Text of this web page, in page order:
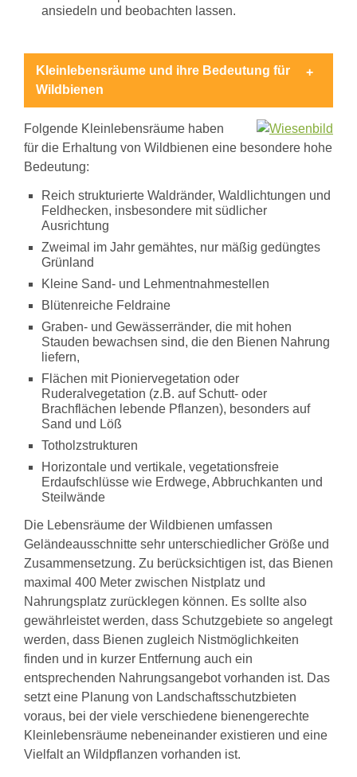
Bibel
Summen
Unterrichtsmaterial
Stimmen
Unterstützer
werden,
Presse
Pressematerial
Downloads
ansiedeln und beobachten lassen.
Kleinlebensräume und ihre Bedeutung für
Wildbienen
Folgende Kleinlebensräume haben
für die Erhaltung von Wildbienen eine besondere hohe
Bedeutung:
Reich strukturierte Waldränder, Waldlichtungen und
Feldhecken, insbesondere mit südlicher
Ausrichtung
Zweimal im Jahr gemähtes, nur mäßig gedüngtes
Grünland
Kleine Sand- und Lehmentnahmestellen
Blütenreiche Feldraine
Graben- und Gewässerränder, die mit hohen
Stauden bewachsen sind, die den Bienen Nahrung
liefern,
Flächen mit Pioniervegetation oder
Ruderalvegetation (z.B. auf Schutt- oder
Brachflächen lebende Pflanzen), besonders auf
Sand und Löß
Totholzstrukturen
Horizontale und vertikale, vegetationsfreie
Erdaufschlüsse wie Erdwege, Abbruchkanten und
Steilwände
Die Lebensräume der Wildbienen umfassen
Geländeausschnitte sehr unterschiedlicher Größe und
Zusammensetzung. Zu berücksichtigen ist, das Bienen
maximal 400 Meter zwischen Nistplatz und
Nahrungsplatz zurücklegen können. Es sollte also
gewährleistet werden, dass Schutzgebiete so angelegt
werden, dass Bienen zugleich Nistmöglichkeiten
finden und in kurzer Entfernung auch ein
entsprechenden Nahrungsangebot vorhanden ist. Das
setzt eine Planung von Landschaftsschutzbieten
voraus, bei der viele verschiedene bienengerechte
Kleinlebensräume nebeneinander existieren und eine
Vielfalt an Wildpflanzen vorhanden ist.